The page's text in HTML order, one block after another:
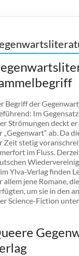
Begriff der
Im
Strömungen deckt
„Gegenwart“ ab. Da
Zeit stetig
im Fluss.
Ylva-Verlag finden
allem jene Romane,
um sie in den
Science-Fiction